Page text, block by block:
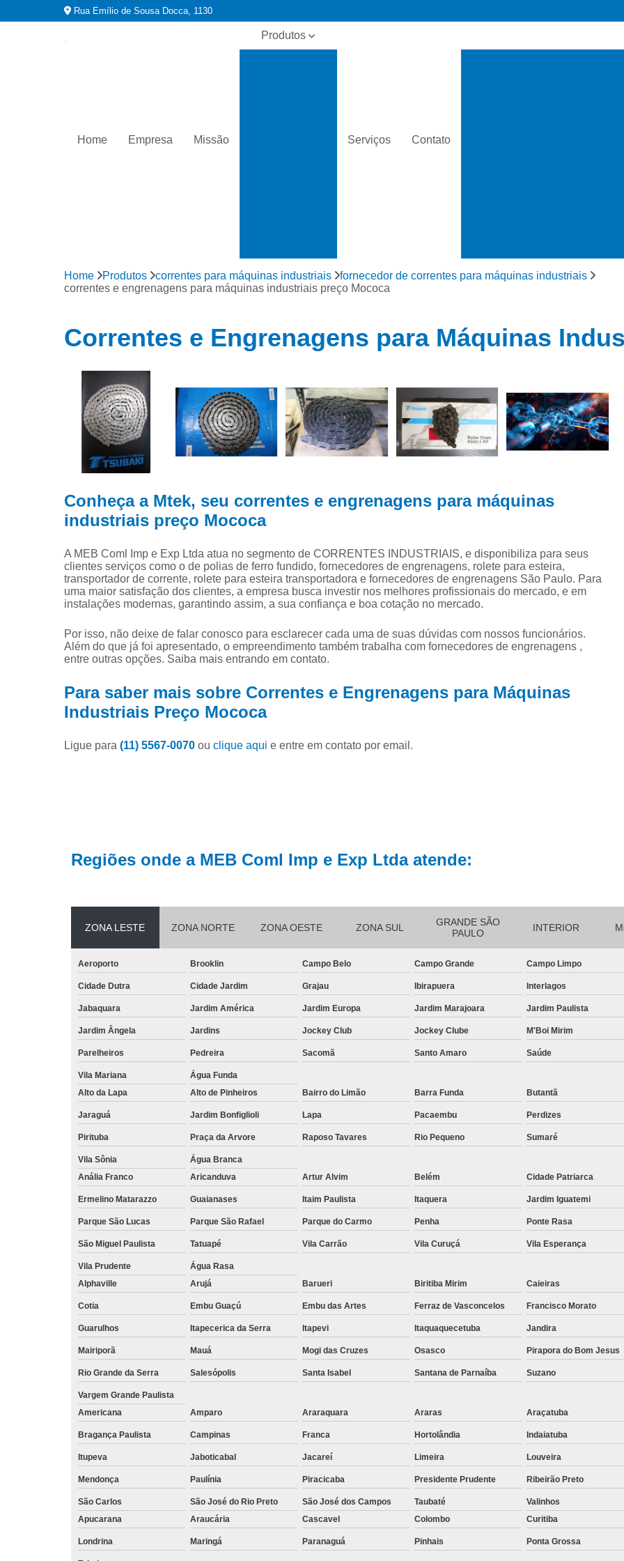
Rua Emílio de Sousa Docca, 1130
Home Empresa Missão
Produtos
Distribuidor de
correntes
Engrenagens
engrenagens
Fabricante de
correntes
Fornecedores
de correntes
de engrenagens
para correntes
Roletes
Transportadores
Modificação de
correntes
Representante
tsubaki
Serviços Contato
Acoplamento de Polias
Corrente de Rolo Asa
Corrente de Rolo
Corrente de Rolo Simples
Corrente
Corrente de Transmissão
Correntes de Aço Inox
Correntes para Máquinas
Distribuidor de Correntes
Corrente e
Corrente Engrenagem
Corrente para Engrenagem
Correntes de
Correntes e
Fábrica de
Fornecedor
Corrente
Corrente Transportadora
Correntes
Correntes Transportadoras
Distribuidor de
Distribuidor
Distribuidor
Distribuidor
Distribuidor
Distribuidor de
Distribuidor de Corrente de
Distribuidor
Distribuidor de
Distribuidor
Distribuidor de
Distribuidor de
Distribuidor
Distribuidor
Home Produtos correntes para máquinas industriais
fornecedor de correntes para máquinas industriais
correntes e engrenagens para máquinas industriais preço Mococa
Correntes e Engrenagens para Máquinas
Conheça a Mtek, seu correntes e engrenagens para máquinas
industriais preço Mococa
A MEB Coml Imp e Exp Ltda atua no segmento de CORRENTES INDUSTRIAIS, e disponibiliza para seus
clientes serviços como o de polias de ferro fundido, fornecedores de engrenagens, rolete para esteira,
transportador de corrente, rolete para esteira transportadora e fornecedores de engrenagens São Paulo. Para
uma maior satisfação dos clientes, a empresa busca investir nos melhores profissionais do mercado, e em
instalações modernas, garantindo assim, a sua confiança e boa cotação no mercado.
Por isso, não deixe de falar conosco para esclarecer cada uma de suas dúvidas com nossos funcionários.
Além do que já foi apresentado, o empreendimento também trabalha com fornecedores de engrenagens ,
entre outras opções. Saiba mais entrando em contato.
Para saber mais sobre Correntes e Engrenagens para Máquinas
Industriais Preço Mococa
Ligue para (11) 5567-0070 ou clique aqui e entre em contato por email.
Regiões onde a MEB Coml Imp e Exp Ltda atende:
ZONA LESTE ZONA NORTE ZONA OESTE ZONA SUL
GRANDE SÃO
PAULO
INTERIOR
Aeroporto Brooklin Campo Belo Campo Grande Campo Limpo
Cidade Dutra Cidade Jardim Grajau Ibirapuera Interlagos
Jabaquara Jardim América Jardim Europa Jardim Marajoara Jardim Paulista
Jardim Ângela Jardins Jockey Club Jockey Clube M'Boi Mirim
Parelheiros Pedreira Sacomã Santo Amaro Saúde
Vila Mariana
Água Funda
Alto da Lapa
Alto de Pinheiros Bairro do Limão Barra Funda Butantã
Jaraguá Jardim Bonfiglioli Lapa Pacaembu Perdizes
Pirituba Praça da Arvore Raposo Tavares Rio Pequeno Sumaré
Vila Sônia
Água Branca
Anália Franco
Aricanduva Artur Alvim Belém Cidade Patriarca
Ermelino Matarazzo Guaianases Itaim Paulista Itaquera Jardim Iguatemi
Parque São Lucas Parque São Rafael Parque do Carmo Penha Ponte Rasa
São Miguel Paulista Tatuapé Vila Carrão Vila Curuçá Vila Esperança
Vila Prudente
Água Rasa
Alphaville
Arujá Barueri Biritiba Mirim Caieiras
Cotia Embu Guaçú Embu das Artes Ferraz de Vasconcelos Francisco Morato
Guarulhos Itapecerica da Serra Itapevi Itaquaquecetuba Jandira
Mairiporã Mauá Mogi das Cruzes Osasco Pirapora do Bom Jesus
Rio Grande da Serra Salesópolis Santa Isabel Santana de Parnaíba Suzano
Vargem Grande Paulista
Americana
Amparo Araraquara Araras Araçatuba
Bragança Paulista Campinas Franca Hortolândia Indaiatuba
Itupeva Jaboticabal Jacareí Limeira Louveira
Mendonça Paulínia Piracicaba Presidente Prudente Ribeirão Preto
São Carlos São José do Rio Preto São José dos Campos Taubaté Valinhos
Apucarana
Araucária Cascavel Colombo Curitiba
Londrina Maringá Paranaguá Pinhais Ponta Grossa